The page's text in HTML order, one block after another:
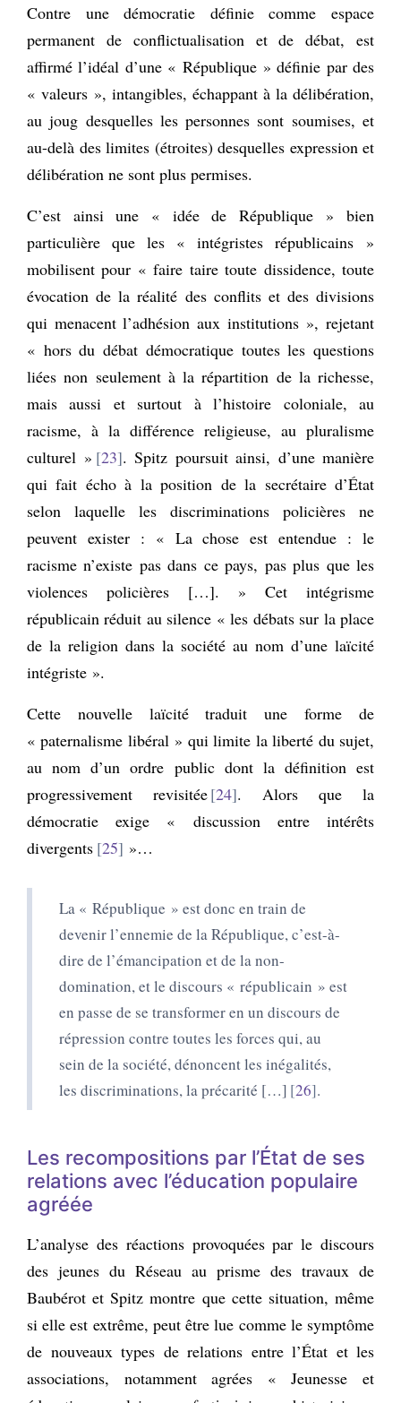
Contre une démocratie définie comme espace
permanent de conflictualisation et de débat, est
affirmé l’idéal d’une « République » définie par des
« valeurs », intangibles, échappant à la délibération,
au joug desquelles les personnes sont soumises, et
au-delà des limites (étroites) desquelles expression et
délibération ne sont plus permises.
C’est ainsi une « idée de République » bien
particulière que les « intégristes républicains »
mobilisent pour « faire taire toute dissidence, toute
évocation de la réalité des conflits et des divisions
qui menacent l’adhésion aux institutions », rejetant
« hors du débat démocratique toutes les questions
liées non seulement à la répartition de la richesse,
mais aussi et surtout à l’histoire coloniale, au
racisme, à la différence religieuse, au pluralisme
culturel » 23 . Spitz poursuit ainsi, d’une manière
qui fait écho à la position de la secrétaire d’État
selon laquelle les discriminations policières ne
peuvent exister : « La chose est entendue : le
racisme n’existe pas dans ce pays, pas plus que les
violences policières […]. » Cet intégrisme
républicain réduit au silence « les débats sur la place
de la religion dans la société au nom d’une laïcité
intégriste ».
Cette nouvelle laïcité traduit une forme de
« paternalisme libéral » qui limite la liberté du sujet,
au nom d’un ordre public dont la définition est
progressivement revisitée 24 . Alors que la
démocratie exige « discussion entre intérêts
divergents 25 »…
La « République » est donc en train de
devenir l’ennemie de la République, c’est-à-
dire de l’émancipation et de la non-
domination, et le discours « républicain » est
en passe de se transformer en un discours de
répression contre toutes les forces qui, au
sein de la société, dénoncent les inégalités,
les discriminations, la précarité […] 26 .
Les recompositions par l’État de ses
relations avec l’éducation populaire
agréée
L’analyse des réactions provoquées par le discours
des jeunes du Réseau au prisme des travaux de
Baubérot et Spitz montre que cette situation, même
si elle est extrême, peut être lue comme le symptôme
de nouveaux types de relations entre l’État et les
associations, notamment agrées « Jeunesse et